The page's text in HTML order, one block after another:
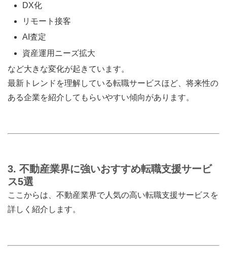
DX化
リモート接客
AI査定
資産運用ニーズ拡大
など大きな変化が起きています。
最新トレンドを理解している転職サービスほど、将来性の
ある企業を紹介してもらいやすい傾向があります。
3. 不動産業界に強いおすすめ転職支援サービ
ス5選
ここからは、不動産業界で人気の高い転職支援サービスを
詳しく紹介します。